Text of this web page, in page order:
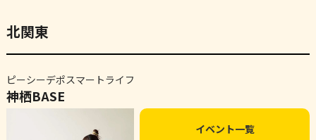
北関東
ピーシーデポスマートライフ
神栖BASE
イベント一覧